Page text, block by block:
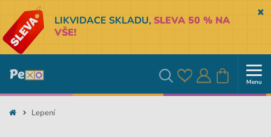
LIKVIDACE SKLADU,SLEVA 50 % NA
VŠE!
Vyhledávání
OblíbenéPřihlásit
Košík Menu
Lepení